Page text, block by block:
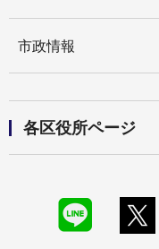
市政情報
各区役所ページ